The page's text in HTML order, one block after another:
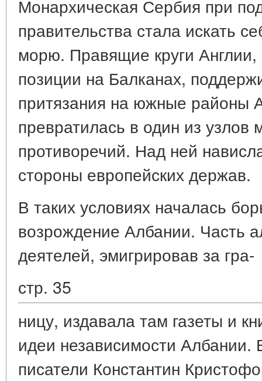
Монархическая Сербия при
правительства стала искать
морю. Правящие круги
позиции на Балканах,
притязания на южные районы
превратилась в один из
противоречий. Над ней
стороны европейских держав.
В таких условиях началась
возрождение Албании. Часть
деятелей, эмигрировав за гра-
стр. 35
ницу, издавала там газеты и
идеи независимости
писатели Константин